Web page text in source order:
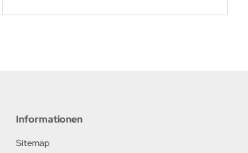
Informationen
Sitemap